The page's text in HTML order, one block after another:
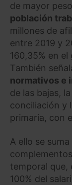
de mayor
población
millones de
entre 2019 y
160,35% en
También
normativos e
de las bajas,
conciliación y
primaria, con
A ello se
temporal que,
100% del